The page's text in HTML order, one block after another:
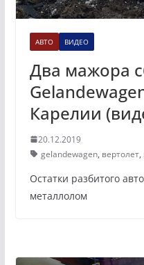
АВТО ВИДЕО
Два мажора
Карелии
20.12.2019
gelandewagen, вертолет,
Остатки разбитого
металлолом